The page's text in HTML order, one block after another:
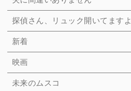
探偵さん、リュック開いてますよ
新着
映画
未来のムスコ